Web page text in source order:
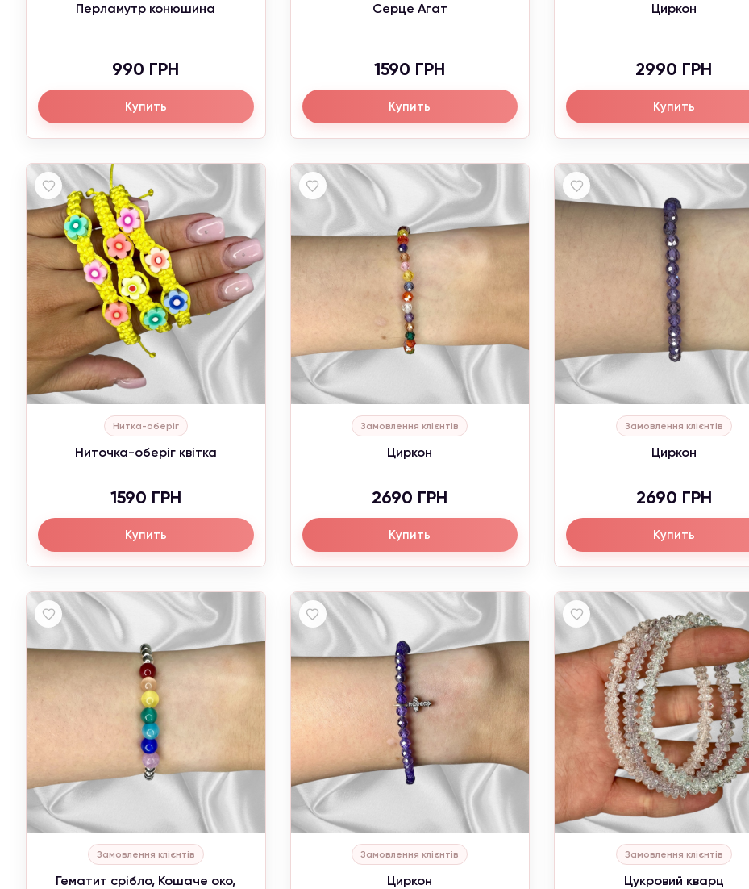
Акція від 4300 ₴
При замовлені від 4300 грн,каблучка
в подарунок та безкоштовна
доставка.
Інформація для клієнтів
Увага, зараз проводиться коригування цін. Уточнюйте актуальні ціни в
менеджера.
Перламутр конюшина
990 ГРН
Купить
Серце Агат
1590 ГРН
Купить
Циркон
2990 ГРН
Купить
Нитка-оберіг
Ниточка-оберіг квітка
1590 ГРН
Купить
Замовлення клієнтів
Циркон
2690 ГРН
Купить
Замовлення клієнтів
Циркон
2690 ГРН
Купить
Замовлення клієнтів
Гематит срібло, Кошаче око,
Замовлення клієнтів
Циркон
Замовлення клієнтів
Цукровий кварц